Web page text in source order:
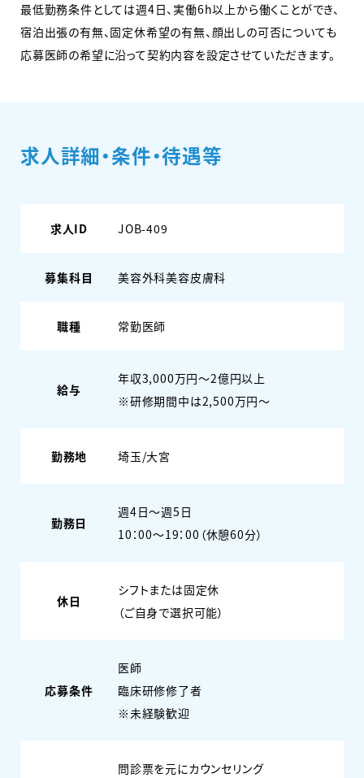
最低勤務条件としては週4日、実働6h以上から働くことができ、
宿泊出張の有無、固定休希望の有無、顔出しの可否についても
応募医師の希望に沿って契約内容を設定させていただきます。
求人詳細・条件・待遇等
求人ID JOB-409
募集科目 美容外科美容皮膚科
職種 常勤医師
給与
年収3,000万円～2億円以上
※研修期間中は2,500万円～
勤務地 埼玉/大宮
勤務日
週4日〜週5日
10：00～19：00（休憩60分）
休日
シフトまたは固定休
（ご自身で選択可能）
応募条件
医師
臨床研修修了者
※未経験歓迎
問診票を元にカウンセリング